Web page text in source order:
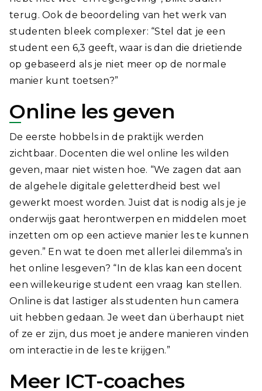
terug. Ook de beoordeling van het werk van
studenten bleek complexer: “Stel dat je een
student een 6,3 geeft, waar is dan die drietiende
op gebaseerd als je niet meer op de normale
manier kunt toetsen?”
Online les geven
De eerste hobbels in de praktijk werden
zichtbaar. Docenten die wel online les wilden
geven, maar niet wisten hoe. “We zagen dat aan
de algehele digitale geletterdheid best wel
gewerkt moest worden. Juist dat is nodig als je je
onderwijs gaat herontwerpen en middelen moet
inzetten om op een actieve manier les te kunnen
geven.” En wat te doen met allerlei dilemma’s in
het online lesgeven? “In de klas kan een docent
een willekeurige student een vraag kan stellen.
Online is dat lastiger als studenten hun camera
uit hebben gedaan. Je weet dan überhaupt niet
of ze er zijn, dus moet je andere manieren vinden
om interactie in de les te krijgen.”
Meer ICT-coaches